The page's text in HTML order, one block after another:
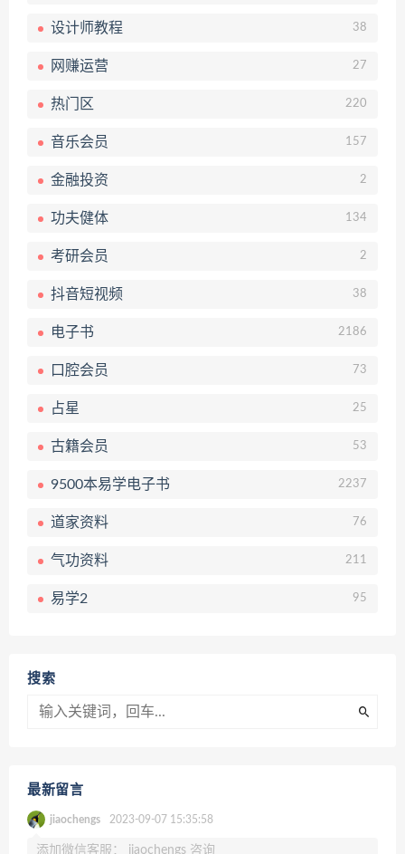
设计师教程 38
网赚运营 27
热门区 220
音乐会员 157
金融投资 2
功夫健体 134
考研会员 2
抖音短视频 38
电子书 2186
口腔会员 73
占星 25
古籍会员 53
9500本易学电子书 2237
道家资料 76
气功资料 211
易学2 95
搜索
最新留言
jiaochengs 2023-09-07 15:35:58
添加微信客服： jiaochengs 咨询